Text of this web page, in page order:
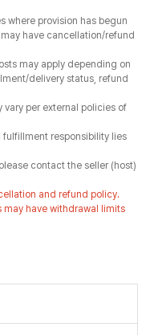
where provision has begun
have cancellation/refund
may apply depending on
delivery status, refund
per external policies of
responsibility lies
contact the seller (host)
and refund policy.
have withdrawal limits